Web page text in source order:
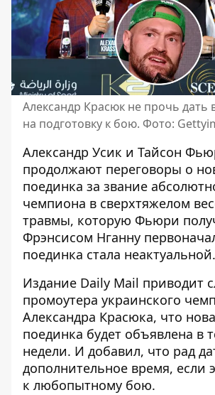
Александр Красюк не прочь
на подготовку к бою. Фото:
Александр Усик и Тайсон
продолжают переговоры о
поединка за звание
чемпиона в сверхтяжелом
травмы, которую Фьюри
Фрэнсисом Нганну
поединка стала неактуальной.
Издание Daily Mail приводит
промоутера украинского
Александра Красюка, что
поединка будет объявлена ​​в
недели. И добавил, что рад
дополнительное время, если
к любопытному бою.